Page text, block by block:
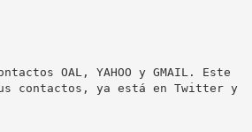
OAL, YAHOO y GMAIL. Este
contactos, ya está en Twitter y